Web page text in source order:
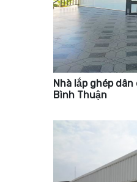
Nhà lắp ghép
Bình Thuận